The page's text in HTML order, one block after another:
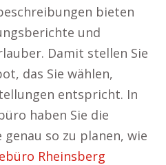
bieten
und
Damit stellen Sie
das Sie wählen,
entspricht. In
haben Sie die
so zu planen, wie
Rheinsberg